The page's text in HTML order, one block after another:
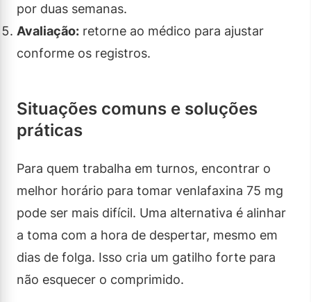
por duas semanas.
Avaliação: retorne ao médico para ajustar
conforme os registros.
Situações comuns e soluções
práticas
Para quem trabalha em turnos, encontrar o
melhor horário para tomar venlafaxina 75 mg
pode ser mais difícil. Uma alternativa é alinhar
a toma com a hora de despertar, mesmo em
dias de folga. Isso cria um gatilho forte para
não esquecer o comprimido.